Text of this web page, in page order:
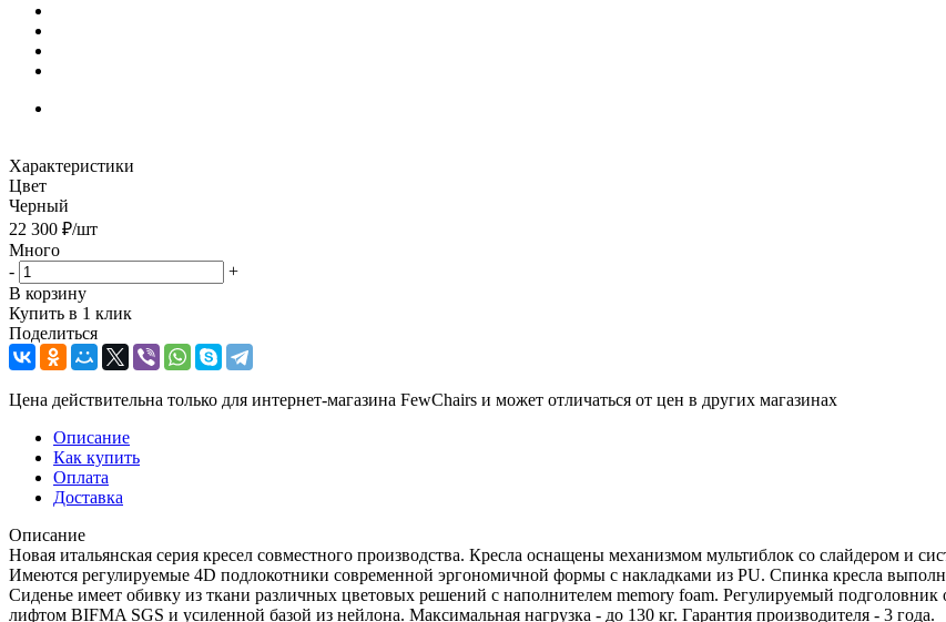
Характеристики
Цвет
Черный
22 300 ₽/шт
Много
-
+
В корзину
Купить в 1 клик
Поделиться
Цена действительна только для интернет-магазина FewChairs и может отличаться от цен в других магазинах
Описание
Как купить
Оплата
Доставка
Описание
Новая итальянская серия кресел совместного производства. Кресла оснащены механизмом мультиблок со слайдером и
Имеются регулируемые 4D подлокотники современной эргономичной формы с накладками из PU. Спинка кресла
Сиденье имеет обивку из ткани различных цветовых решений с наполнителем memory foam. Регулируемый
лифтом BIFMA SGS и усиленной базой из нейлона. Максимальная нагрузка - до 130 кг. Гарантия производителя - 3 года.